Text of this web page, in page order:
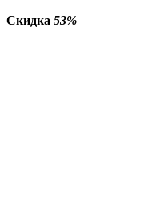
Скидка 53%